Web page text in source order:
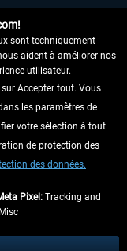
contraire.
sont techniquement
aident à améliorer nos
utilisateur.
Accepter tout. Vous
les paramètres de
votre sélection à tout
de protection des
des données.
Pixel: Tracking and